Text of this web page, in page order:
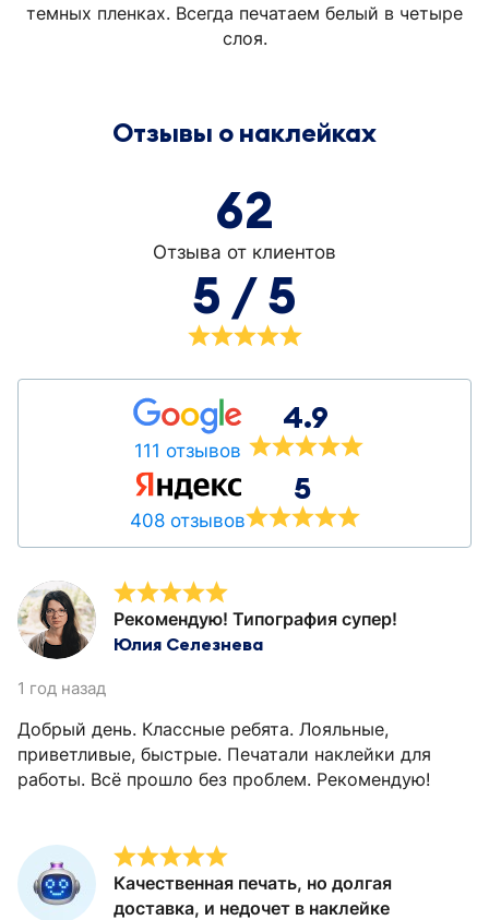
темных пленках. Всегда печатаем белый в четыре
слоя.
Отзывы о наклейках
62
Отзыва от клиентов
5 / 5
111 отзывов
4.9
408 отзывов
5
Рекомендую! Типография супер!
Юлия Селезнева
1 год назад
Добрый день. Классные ребята. Лояльные,
приветливые, быстрые. Печатали наклейки для
работы. Всё прошло без проблем. Рекомендую!
Качественная печать, но долгая
доставка, и недочет в наклейке